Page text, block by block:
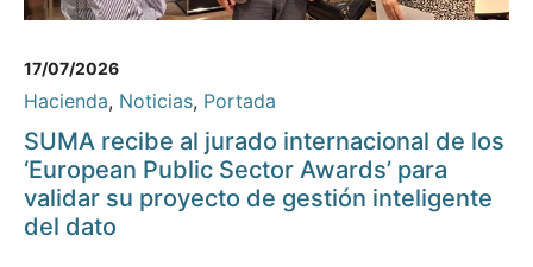
17/07/2026
Hacienda, Noticias, Portada
SUMA recibe al jurado internacional de los
‘European Public Sector Awards’ para
validar su proyecto de gestión inteligente
del dato